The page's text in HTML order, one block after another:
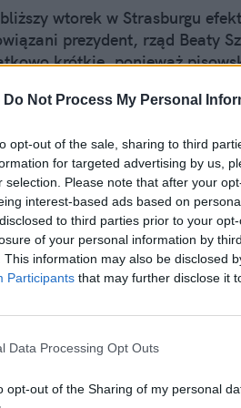
Do Not Process My Personal
opt-out of the sale, sharing to third
for targeted advertising by us,
selection. Please note that after your
interest-based ads based on
to third parties prior to your
of your personal information by
This information may also be disclosed
Participants that may further disclose it
Data Processing Opt Outs
opt-out of the Sharing of my personal
wtorek w Strasburgu
prezydent, rząd Beaty
krótkie, ponieważ
rezolucja, co dalej z Polską.
jednak decyzję na półmetku.
Kuchcińskiego,
„…Ale to ewokowanie
tylko nie wiecie jak…”.
słowie – „dyktatora”,
innego jak – mnie i mojej
kilku lat. Zaczęło się od
Zionący nienawiścią
i tym, co wpadło im tylko w
mediów – tak wyglądał